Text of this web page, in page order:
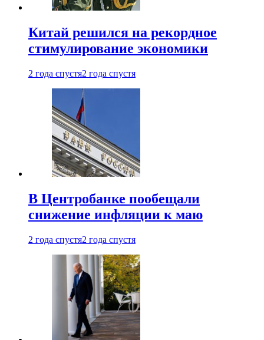
Китай решился на рекордное
стимулирование экономики
2 года спустя2 года спустя
В Центробанке пообещали
снижение инфляции к маю
2 года спустя2 года спустя